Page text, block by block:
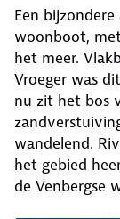
Een
woonboot,
het meer.
Vroeger was
nu zit het bos
wandelend.
het gebied
de Venbergse